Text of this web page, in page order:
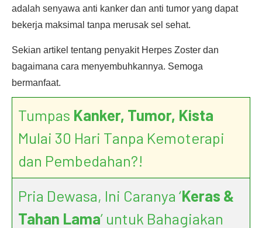
adalah senyawa anti kanker dan anti tumor yang dapat
bekerja maksimal tanpa merusak sel sehat.
Sekian artikel tentang penyakit Herpes Zoster dan
bagaimana cara menyembuhkannya. Semoga
bermanfaat.
Tumpas Kanker, Tumor, Kista
Mulai 30 Hari Tanpa Kemoterapi
dan Pembedahan?!
Pria Dewasa, Ini Caranya ‘Keras &
Tahan Lama’ untuk Bahagiakan